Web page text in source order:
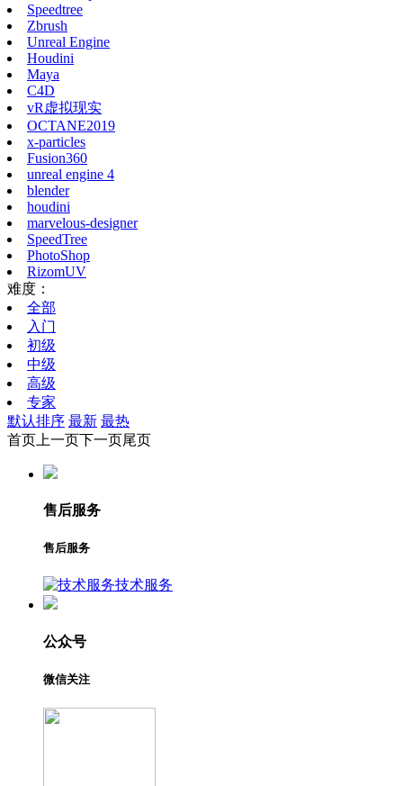
Speedtree
Zbrush
Unreal Engine
Houdini
Maya
C4D
vR虚拟现实
OCTANE2019
x-particles
Fusion360
unreal engine 4
blender
houdini
marvelous-designer
SpeedTree
PhotoShop
RizomUV
难度：
全部
入门
初级
中级
高级
专家
默认排序 最新 最热
首页 上一页下一页尾页
售后服务
售后服务
技术服务
公众号
微信关注